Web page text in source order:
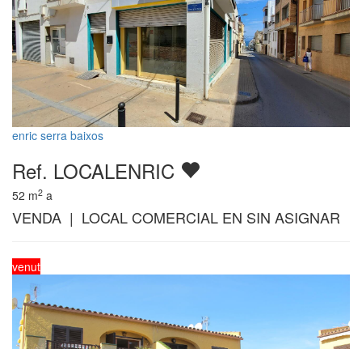
enric serra baixos
Ref. LOCALENRIC
52 m2 a
VENDA | LOCAL COMERCIAL EN SIN ASIGNAR
venut